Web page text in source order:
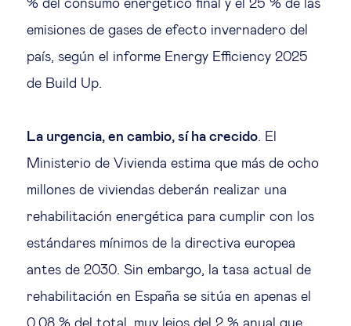
% del consumo energético final y el 25 % de las
emisiones de gases de efecto invernadero del
país, según el informe Energy Efficiency 2025
de Build Up.
La urgencia, en cambio, sí ha crecido . El
Ministerio de Vivienda estima que más de ocho
millones de viviendas deberán realizar una
rehabilitación energética para cumplir con los
estándares mínimos de la directiva europea
antes de 2030. Sin embargo, la tasa actual de
rehabilitación en España se sitúa en apenas el